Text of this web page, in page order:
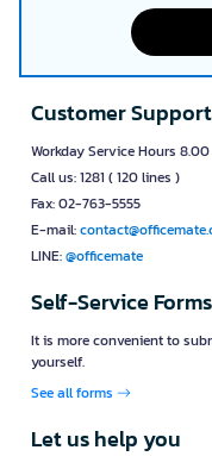
Customer
Workday Service Hours
Call us: 1281 ( 120 lines )
Fax: 02-763-5555
E-mail:
LINE:@officemate
Self-Service Forms
It is more convenient to
yourself.
See all forms
Let us help you